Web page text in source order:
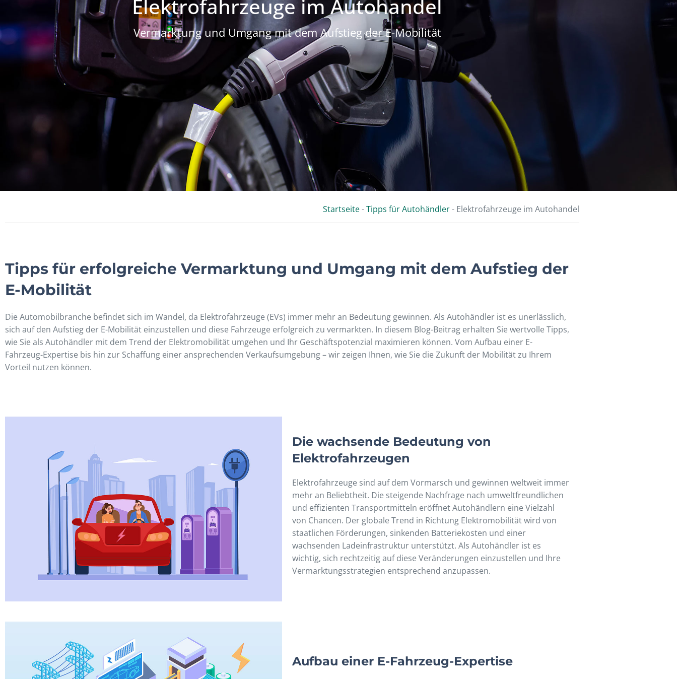
Elektrofahrzeuge im Autohandel
Vermarktung und Umgang mit dem Aufstieg der E-Mobilität
Startseite-Tipps für Autohändler- Elektrofahrzeuge im Autohandel
Tipps für erfolgreiche Vermarktung und Umgang mit dem Aufstieg der
E-Mobilität
Die Automobilbranche befindet sich im Wandel, da Elektrofahrzeuge (EVs) immer mehr an Bedeutung gewinnen. Als Autohändler ist es unerlässlich,
sich auf den Aufstieg der E-Mobilität einzustellen und diese Fahrzeuge erfolgreich zu vermarkten. In diesem Blog-Beitrag erhalten Sie wertvolle Tipps,
wie Sie als Autohändler mit dem Trend der Elektromobilität umgehen und Ihr Geschäftspotenzial maximieren können. Vom Aufbau einer E-
Fahrzeug-Expertise bis hin zur Schaffung einer ansprechenden Verkaufsumgebung – wir zeigen Ihnen, wie Sie die Zukunft der Mobilität zu Ihrem
Vorteil nutzen können.
Die wachsende Bedeutung von
Elektrofahrzeugen
Elektrofahrzeuge sind auf dem Vormarsch und gewinnen weltweit immer
mehr an Beliebtheit. Die steigende Nachfrage nach umweltfreundlichen
und effizienten Transportmitteln eröffnet Autohändlern eine Vielzahl
von Chancen. Der globale Trend in Richtung Elektromobilität wird von
staatlichen Förderungen, sinkenden Batteriekosten und einer
wachsenden Ladeinfrastruktur unterstützt. Als Autohändler ist es
wichtig, sich rechtzeitig auf diese Veränderungen einzustellen und Ihre
Vermarktungsstrategien entsprechend anzupassen.
Aufbau einer E-Fahrzeug-Expertise